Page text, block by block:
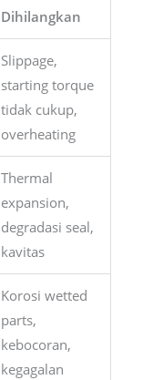
Dihilangkan
Slippage,
starting torque
tidak cukup,
overheating
Thermal
expansion,
degradasi seal,
kavitas
Korosi wetted
parts,
kebocoran,
kegagalan